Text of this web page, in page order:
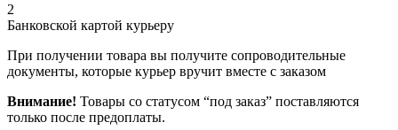
2
Банковской картой курьеру
При получении товара вы получите сопроводительные
документы, которые курьер вручит вместе с заказом
Внимание! Товары со статусом “под заказ” поставляются
только после предоплаты.